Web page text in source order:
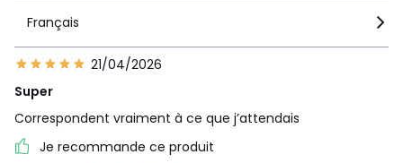
Français
21/04/2026
Super
Correspondent vraiment à ce que j’attendais
Je recommande ce produit